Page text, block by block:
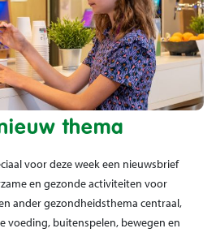
thema
voor deze week een nieuwsbrief
en gezonde activiteiten voor
ander gezondheidsthema centraal,
voeding, buitenspelen, bewegen en